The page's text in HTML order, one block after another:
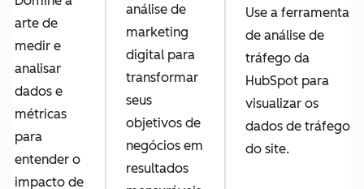
arte de
medir e
analisar
dados e
métricas
para
entender o
impacto de
análise de
marketing
digital para
transformar
seus
objetivos de
negócios em
resultados
Use a ferramenta
de análise de
tráfego da
HubSpot para
visualizar os
dados de tráfego
do site.